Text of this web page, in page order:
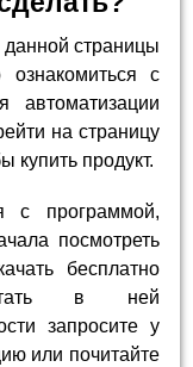
страницы
с
автоматизации
на страницу
купить продукт.
с программой,
посмотреть
бесплатно
в ней
запросите у
или почитайте